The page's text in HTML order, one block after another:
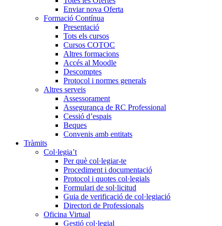
Enviar nova Oferta
Formació Contínua
Presentació
Tots els cursos
Cursos COTOC
Altres formacions
Accés al Moodle
Descomptes
Protocol i normes generals
Altres serveis
Assessorament
Assegurança de RC Professional
Cessió d’espais
Beques
Convenis amb entitats
Tràmits
Col·legia’t
Per què col·legiar-te
Procediment i documentació
Protocol i quotes col·legials
Formulari de sol·licitud
Guia de verificació de col·legiació
Directori de Professionals
Oficina Virtual
Gestió col·legial